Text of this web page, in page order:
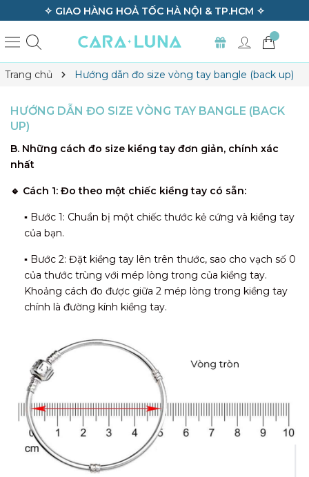
✧ GIAO HÀNG HOẢ TỐC HÀ NỘI & TP.HCM ✧
Trang chủ Hướng dẫn đo size vòng tay bangle (back up)
HƯỚNG DẪN ĐO SIZE VÒNG TAY BANGLE (BACK
UP)
B. Những cách đo size kiềng tay đơn giản, chính xác
nhất
🔹 Cách 1: Đo theo một chiếc kiềng tay có sẵn:
▪️ Bước 1: Chuẩn bị một chiếc thước kẻ cứng và kiềng tay
của bạn.
▪️ Bước 2: Đặt kiềng tay lên trên thước, sao cho vạch số 0
của thước trùng với mép lòng trong của kiềng tay.
Khoảng cách đo được giữa 2 mép lòng trong kiềng tay
chính là đường kính kiềng tay.